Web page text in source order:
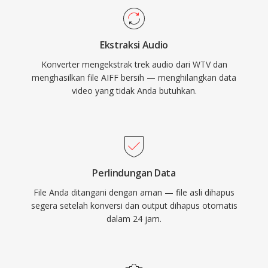
dukungan terbatas di Windows 8), file WTV
tetap ada dalam arsip media pribadi dan dapat
diproses oleh alat video pihak ketiga.
kedalaman bit hingga 32-bit, mengakomodasi
alur kerja resolusi tinggi yang melebihi
spesifikasi kualitas CD. Bagi siapa pun yang
mengutamakan integritas lossless di atas
efisiensi penyimpanan, AIFF tetap menjadi
pilihan yang dapat diandalkan di seluruh industri
Ekstraksi Audio
Konverter mengekstrak trek audio dari WTV dan
menghasilkan file AIFF bersih — menghilangkan data
video yang tidak Anda butuhkan.
Perlindungan Data
File Anda ditangani dengan aman — file asli dihapus
segera setelah konversi dan output dihapus otomatis
dalam 24 jam.